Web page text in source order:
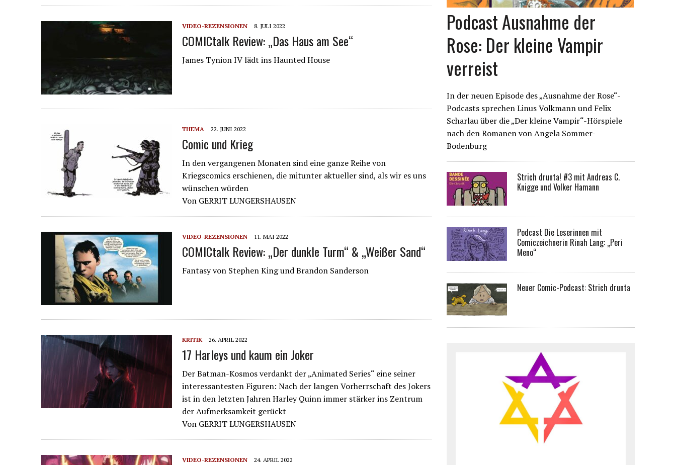
VIDEO-REZENSIONEN 8. JULI 2022
COMICtalk Review: „Das Haus am See“
James Tynion IV lädt ins Haunted House
THEMA 22. JUNI 2022
Comic und Krieg
In den vergangenen Monaten sind eine ganze Reihe von
Kriegscomics erschienen, die mitunter aktueller sind, als wir es uns
wünschen würden
Von GERRIT LUNGERSHAUSEN
VIDEO-REZENSIONEN 11. MAI 2022
COMICtalk Review: „Der dunkle Turm“ & „Weißer Sand“
Fantasy von Stephen King und Brandon Sanderson
KRITIK 26. APRIL 2022
17 Harleys und kaum ein Joker
Der Batman-Kosmos verdankt der „Animated Series“ eine seiner
interessantesten Figuren: Nach der langen Vorherrschaft des Jokers
ist in den letzten Jahren Harley Quinn immer stärker ins Zentrum
der Aufmerksamkeit gerückt
Von GERRIT LUNGERSHAUSEN
VIDEO-REZENSIONEN 24. APRIL 2022
Podcast Ausnahme der
Rose: Der kleine Vampir
verreist
In der neuen Episode des „Ausnahme der Rose“-
Podcasts sprechen Linus Volkmann und Felix
Scharlau über die „Der kleine Vampir“-Hörspiele
nach den Romanen von Angela Sommer-
Bodenburg
Strich drunta! #3 mit Andreas C.
Knigge und Volker Hamann
Podcast Die Leserinnen mit
Comiczeichnerin Rinah Lang: „Peri
Meno“
Neuer Comic-Podcast: Strich drunta